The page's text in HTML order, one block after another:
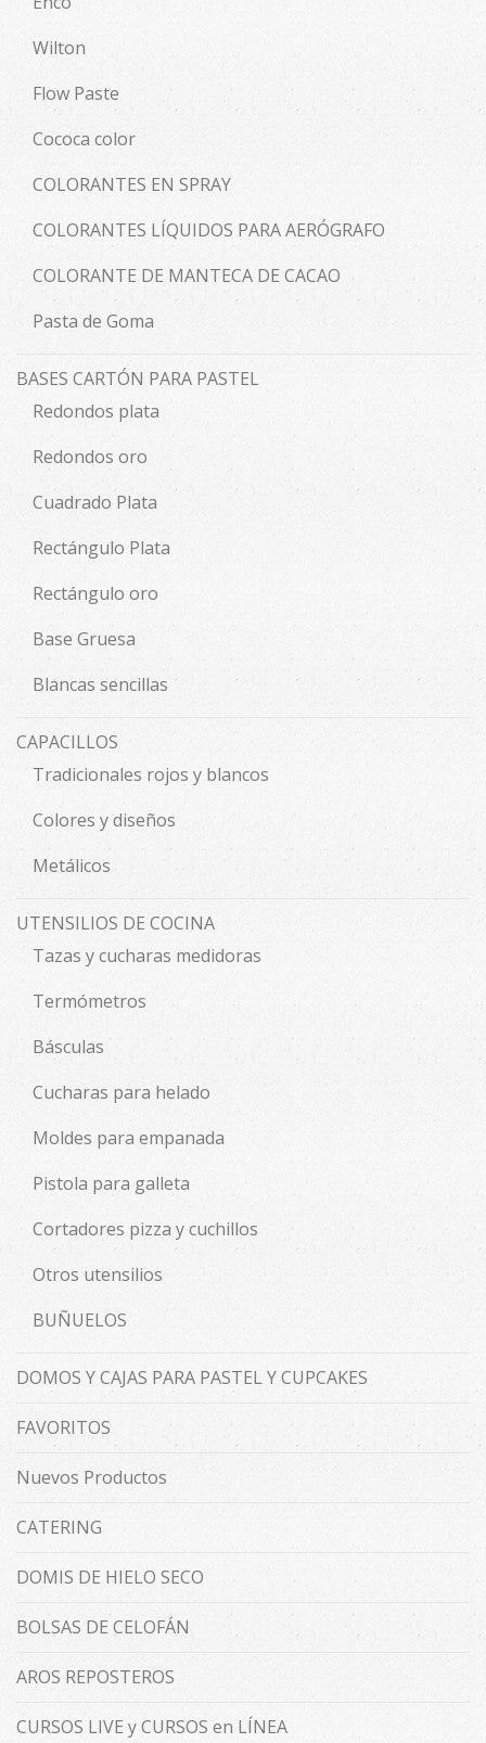
Wilton
Flow Paste
Cococa color
COLORANTES EN SPRAY
COLORANTES LÍQUIDOS PARA AERÓGRAFO
COLORANTE DE MANTECA DE CACAO
Pasta de Goma
BASES CARTÓN PARA PASTEL
Redondos plata
Redondos oro
Cuadrado Plata
Rectángulo Plata
Rectángulo oro
Base Gruesa
Blancas sencillas
CAPACILLOS
Tradicionales rojos y blancos
Colores y diseños
Metálicos
UTENSILIOS DE COCINA
Tazas y cucharas medidoras
Termómetros
Básculas
Cucharas para helado
Moldes para empanada
Pistola para galleta
Cortadores pizza y cuchillos
Otros utensilios
BUÑUELOS
DOMOS Y CAJAS PARA PASTEL Y CUPCAKES
FAVORITOS
Nuevos Productos
CATERING
DOMIS DE HIELO SECO
BOLSAS DE CELOFÁN
AROS REPOSTEROS
CURSOS LIVE y CURSOS en LÍNEA